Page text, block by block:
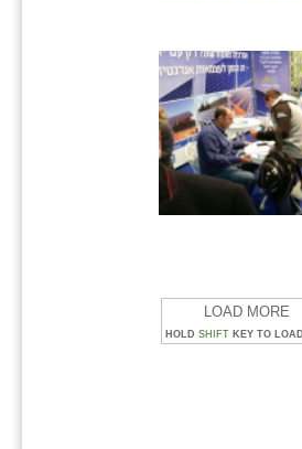
LOAD MORE
HOLD SHIFT KEY TO